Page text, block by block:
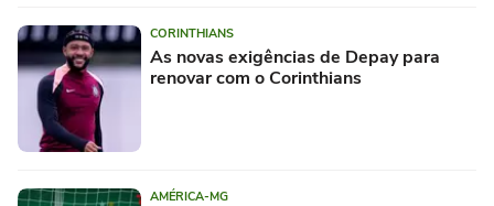
CORINTHIANS
As novas exigências de Depay para
renovar com o Corinthians
AMÉRICA-MG